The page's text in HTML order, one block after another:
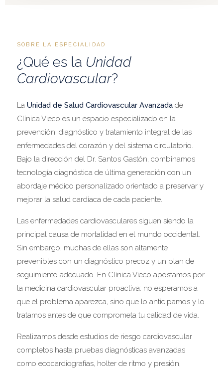
SOBRE LA ESPECIALIDAD
¿Qué es la Unidad
Cardiovascular?
La Unidad de Salud Cardiovascular Avanzada de
Clínica Vieco es un espacio especializado en la
prevención, diagnóstico y tratamiento integral de las
enfermedades del corazón y del sistema circulatorio.
Bajo la dirección del Dr. Santos Gastón, combinamos
tecnología diagnóstica de última generación con un
abordaje médico personalizado orientado a preservar y
mejorar la salud cardíaca de cada paciente.
Las enfermedades cardiovasculares siguen siendo la
principal causa de mortalidad en el mundo occidental.
Sin embargo, muchas de ellas son altamente
prevenibles con un diagnóstico precoz y un plan de
seguimiento adecuado. En Clínica Vieco apostamos por
la medicina cardiovascular proactiva: no esperamos a
que el problema aparezca, sino que lo anticipamos y lo
tratamos antes de que comprometa tu calidad de vida.
Realizamos desde estudios de riesgo cardiovascular
completos hasta pruebas diagnósticas avanzadas
como ecocardiografías, holter de ritmo y presión,